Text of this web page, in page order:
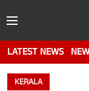
LATEST NEWS
KERALA